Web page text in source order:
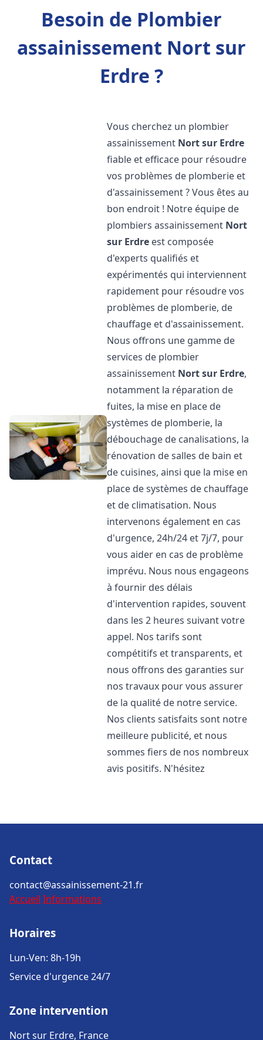
Besoin de Plombier
assainissement Nort sur
Erdre ?
Vous cherchez un plombier
assainissement Nort sur Erdre
fiable et efficace pour résoudre
vos problèmes de plomberie et
d'assainissement ? Vous êtes au
bon endroit ! Notre équipe de
plombiers assainissement Nort
sur Erdre est composée
d'experts qualifiés et
expérimentés qui interviennent
rapidement pour résoudre vos
problèmes de plomberie, de
chauffage et d'assainissement.
Nous offrons une gamme de
services de plombier
assainissement Nort sur Erdre,
notamment la réparation de
fuites, la mise en place de
systèmes de plomberie, la
débouchage de canalisations, la
rénovation de salles de bain et
de cuisines, ainsi que la mise en
place de systèmes de chauffage
et de climatisation. Nous
intervenons également en cas
d'urgence, 24h/24 et 7j/7, pour
vous aider en cas de problème
imprévu. Nous nous engageons
à fournir des délais
d'intervention rapides, souvent
dans les 2 heures suivant votre
appel. Nos tarifs sont
compétitifs et transparents, et
nous offrons des garanties sur
nos travaux pour vous assurer
de la qualité de notre service.
Nos clients satisfaits sont notre
meilleure publicité, et nous
sommes fiers de nos nombreux
avis positifs. N'hésitez
Contact
contact@assainissement-21.fr
Accueil Informations
Horaires
Lun-Ven: 8h-19h
Service d'urgence 24/7
Zone intervention
Nort sur Erdre, France